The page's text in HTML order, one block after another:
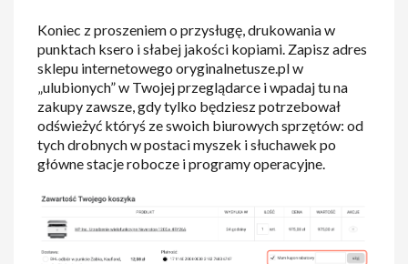
Koniec z proszeniem o przysługę, drukowania w
punktach ksero i słabej jakości kopiami. Zapisz adres
sklepu internetowego oryginalnetusze.pl w
„ulubionych” w Twojej przeglądarce i wpadaj tu na
zakupy zawsze, gdy tylko będziesz potrzebował
odświeżyć któryś ze swoich biurowych sprzętów: od
tych drobnych w postaci myszek i słuchawek po
główne stacje robocze i programy operacyjne.